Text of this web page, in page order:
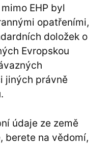
EHP byl
opatřeními,
doložek o
Evropskou
jiných právně
údaje ze země
berete na vědomí,